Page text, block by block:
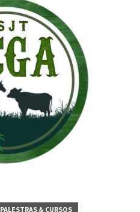
PALESTRAS & CURSOS